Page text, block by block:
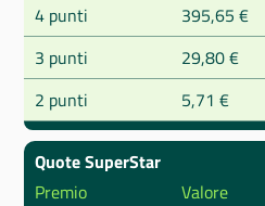
4 punti
395,65 €
3 punti
29,80 €
2 punti
5,71 €
Quote SuperStar
Premio
Valore